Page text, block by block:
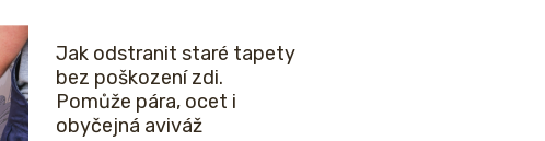
Jak odstranit staré tapety
bez poškození zdi.
Pomůže pára, ocet i
obyčejná aviváž